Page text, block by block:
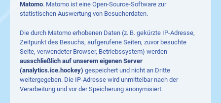
Matomo. Matomo ist eine Open-Source-Software zur
statistischen Auswertung von Besucherdaten.
Die durch Matomo erhobenen Daten (z. B. gekürzte IP-Adresse,
Zeitpunkt des Besuchs, aufgerufene Seiten, zuvor besuchte
Seite, verwendeter Browser, Betriebssystem) werden
ausschließlich auf unserem eigenen Server
(analytics.ice.hockey) gespeichert und nicht an Dritte
weitergegeben. Die IP-Adresse wird unmittelbar nach der
Verarbeitung und vor der Speicherung anonymisiert.